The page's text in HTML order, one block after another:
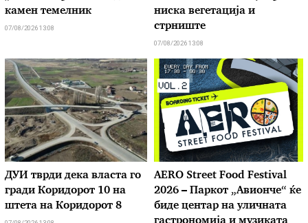
камен темелник
07/08/2026 13:08
ниска вегетација и
стрниште
07/08/2026 13:08
ДУИ тврди дека власта го
гради Коридорот 10 на
штета на Коридорот 8
AERO Street Food Festival
2026 – Паркот „Авионче“ ќе
биде центар на уличната